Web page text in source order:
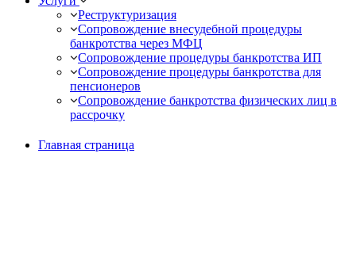
Реструктуризация
Сопровождение внесудебной процедуры
банкротства через МФЦ
Сопровождение процедуры банкротства ИП
Сопровождение процедуры банкротства для
пенсионеров
Сопровождение банкротства физических лиц в
рассрочку
Главная страница